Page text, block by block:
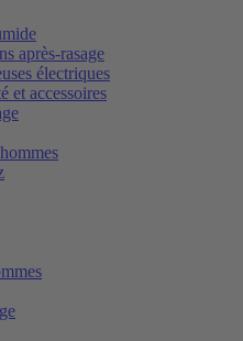
après-rasage
électriques
et accessoires